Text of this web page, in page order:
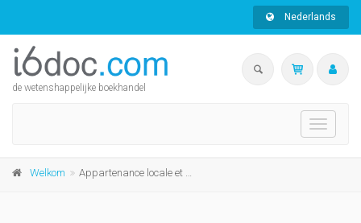
Nederlands
de wetenshappelijke boekhandel
Toggle
Welkom Appartenance locale et propriété au nord et au sud de la Méditéranée